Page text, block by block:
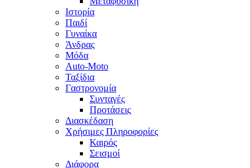
Ιστορία
Παιδί
Γυναίκα
Άνδρας
Μόδα
Auto-Moto
Ταξίδια
Γαστρονομία
Συνταγές
Προτάσεις
Διασκέδαση
Χρήσιμες Πληροφορίες
Καιρός
Σεισμοί
Διάφορα